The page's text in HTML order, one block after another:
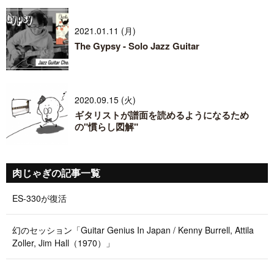
2021.01.11 (月)
The Gypsy - Solo Jazz Guitar
2020.09.15 (火)
ギタリストが譜面を読めるようになるため
の"慣らし図解"
肉じゃぎの記事一覧
ES-330が復活
幻のセッション「Guitar Genius In Japan / Kenny Burrell, Attila
Zoller, Jim Hall（1970）」